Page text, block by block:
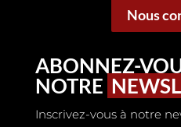
Nous
ABONNEZ-
NOTRE
Inscrivez-vous à notre